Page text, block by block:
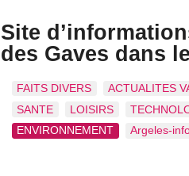
Site
des Gaves dans
FAITS DIVERS ACTUALITES
SANTE
LOISIRS
ENVIRONNEMENT
Argeles-